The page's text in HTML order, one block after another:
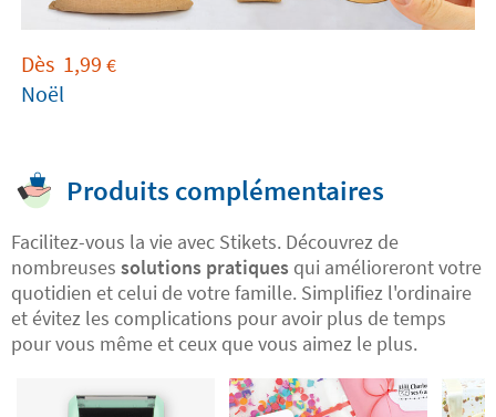
Dès 1,99 €
Noël
Produits complémentaires
Facilitez-vous la vie avec Stikets. Découvrez de
nombreuses solutions pratiques qui amélioreront votre
quotidien et celui de votre famille. Simplifiez l'ordinaire
et évitez les complications pour avoir plus de temps
pour vous même et ceux que vous aimez le plus.